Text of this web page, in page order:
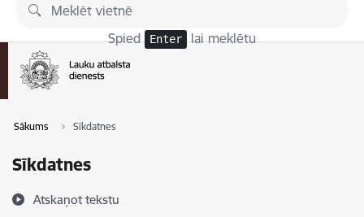
Pāriet uz lapas saturu
Spied Enter lai meklētu
Sākums Sīkdatnes
Sīkdatnes
Atskaņot tekstu